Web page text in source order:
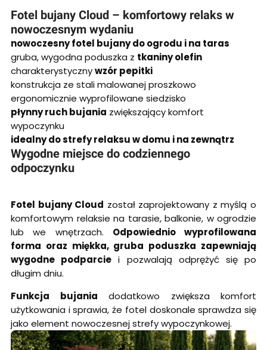
Fotel bujany Cloud – komfortowy relaks w
nowoczesnym wydaniu
nowoczesny fotel bujany do ogrodu i na taras
gruba, wygodna poduszka z tkaniny olefin
charakterystycznywzór pepitki
konstrukcja ze stali malowanej proszkowo
ergonomicznie wyprofilowane siedzisko
płynny ruch bujania zwiększający komfort
wypoczynku
idealny do strefy relaksu w domu i na zewnątrz
Wygodne miejsce do codziennego
odpoczynku
Fotel bujany Cloud został zaprojektowany z myślą o
komfortowym relaksie na tarasie, balkonie, w ogrodzie
lub we wnętrzach. Odpowiednio wyprofilowana
forma oraz miękka, gruba poduszka zapewniają
wygodne podparcie i pozwalają odprężyć się po
długim dniu.
Funkcja bujania dodatkowo zwiększa komfort
użytkowania i sprawia, że fotel doskonale sprawdza się
jako element nowoczesnej strefy wypoczynkowej.